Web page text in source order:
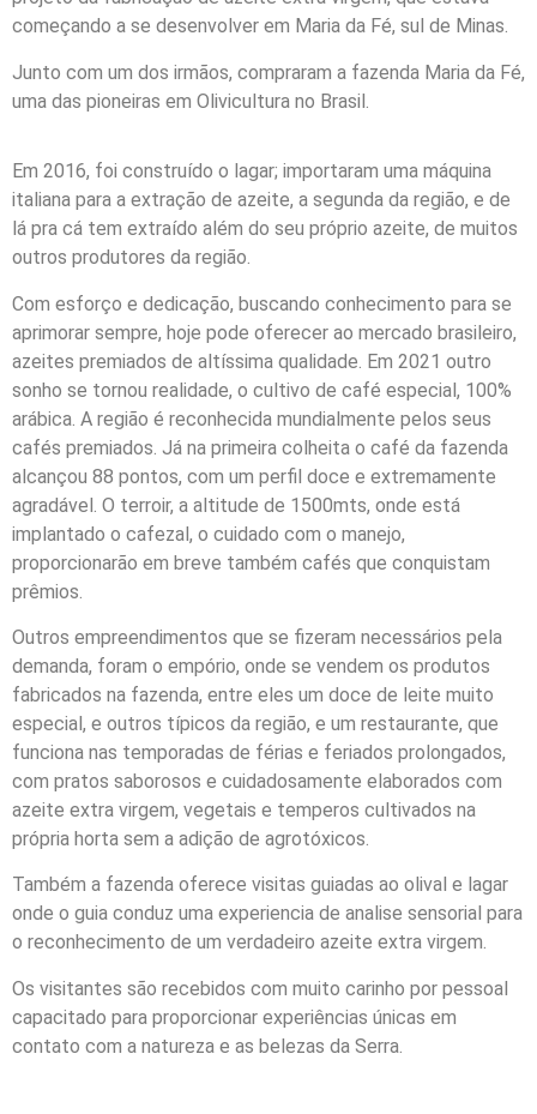
começando a se desenvolver em Maria da Fé, sul de Minas.
Junto com um dos irmãos, compraram a fazenda Maria da Fé,
uma das pioneiras em Olivicultura no Brasil.
Em 2016, foi construído o lagar; importaram uma máquina
italiana para a extração de azeite, a segunda da região, e de
lá pra cá tem extraído além do seu próprio azeite, de muitos
outros produtores da região.
Com esforço e dedicação, buscando conhecimento para se
aprimorar sempre, hoje pode oferecer ao mercado brasileiro,
azeites premiados de altíssima qualidade. Em 2021 outro
sonho se tornou realidade, o cultivo de café especial, 100%
arábica. A região é reconhecida mundialmente pelos seus
cafés premiados. Já na primeira colheita o café da fazenda
alcançou 88 pontos, com um perfil doce e extremamente
agradável. O terroir, a altitude de 1500mts, onde está
implantado o cafezal, o cuidado com o manejo,
proporcionarão em breve também cafés que conquistam
prêmios.
Outros empreendimentos que se fizeram necessários pela
demanda, foram o empório, onde se vendem os produtos
fabricados na fazenda, entre eles um doce de leite muito
especial, e outros típicos da região, e um restaurante, que
funciona nas temporadas de férias e feriados prolongados,
com pratos saborosos e cuidadosamente elaborados com
azeite extra virgem, vegetais e temperos cultivados na
própria horta sem a adição de agrotóxicos.
Também a fazenda oferece visitas guiadas ao olival e lagar
onde o guia conduz uma experiencia de analise sensorial para
o reconhecimento de um verdadeiro azeite extra virgem.
Os visitantes são recebidos com muito carinho por pessoal
capacitado para proporcionar experiências únicas em
contato com a natureza e as belezas da Serra.